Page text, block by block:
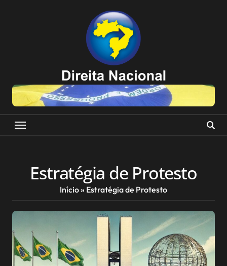
Estratégia de Protesto
Início» Estratégia de Protesto